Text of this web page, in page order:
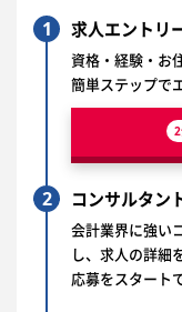
1 求人エントリ
資格・経験・お
簡単ステップで
2 コンサルタン
会計業界に強い
し、求人の詳細
応募をスタート